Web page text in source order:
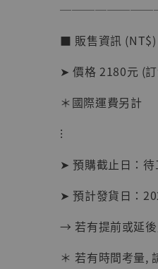
系列蒐
克達摩
Studio]
NT$ 1,500
■ 販售資訊 (NT$)
➤ 價格 2180元 (
＊國際運費另計
⁝
➤ 預購截止日：待
➤ 預計發貨日：
→ 若有提前或延
＊ 若有時間考量,